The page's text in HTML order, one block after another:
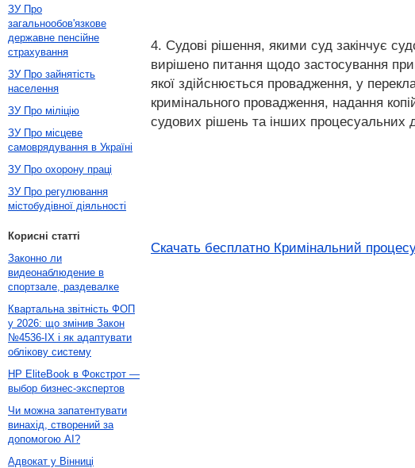
4. Судові рішення, якими суд закінчує
вирішено питання щодо застосування
якої здійснюється провадження, у
кримінального провадження, надання
судових рішень та інших процесуальних
Скачать бесплатно Кримінальний
ЗУ Про
загальнообов'язкове
державне пенсійне
страхування
ЗУ Про зайнятість
населення
ЗУ Про міліцію
ЗУ Про місцеве
самоврядування в Україні
ЗУ Про охорону праці
ЗУ Про регулювання
містобудівної діяльності
Корисні статті
Законно ли
видеонаблюдение в
спортзале, раздевалке
Квартальна звітність ФОП
у 2026: що змінив Закон
№4536-IX і як адаптувати
облікову систему
HP EliteBook в Фокстрот —
выбор бизнес-экспертов
Чи можна запатентувати
винахід, створений за
допомогою AI?
Адвокат у Вінниці